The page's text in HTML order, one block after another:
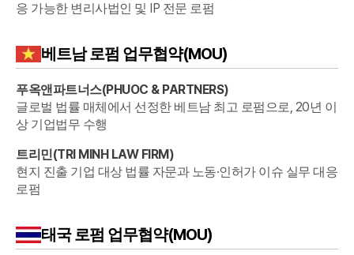
응 가능한 변리사법인 및 IP 전문 로펌
베트남로펌 업무협약(MOU)
푸옥앤파트너스(PHUOC & PARTNERS)
글로벌 법률 매체에서 선정한 베트남 최고 로펌으로, 20년 이
상 기업법무 수행
트리민(TRI MINH LAW FIRM)
현지 진출 기업 대상 법률 자문과 노동·인허가 이슈 실무 대응
로펌
태국로펌 업무협약(MOU)